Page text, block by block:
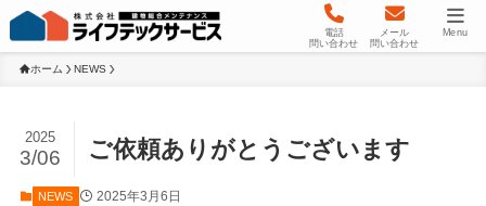
電話
問い合わせ
メール
問い合わせ
Menu
ホーム NEWS
ご依頼ありがとうございます
2025
3/06
NEWS 2025年3月6日